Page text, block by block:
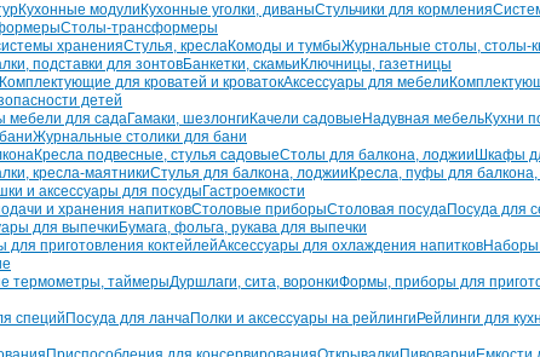
Кухонные модули Кухонные уголки, диваныСтульчики для кормления
Столы-трансформеры
храненияСтулья, креслаКомоды и тумбыЖурнальные столы, столы-
подставки для зонтовБанкетки, скамьи Ключницы, газетницы
Комплектующие для кроватей и кроватокАксессуары для мебели
детей
мебели для садаГамаки, шезлонги Качели садовые Надувная мебельКухни
Журнальные столики для бани
Кресла подвесные, стулья садовыеСтолы для балкона, лоджии Шкафы
кресла-маятникиСтулья для балкона, лоджии Кресла, пуфы для
и аксессуары для посуды Гастроемкости
и хранения напитковСтоловые приборыСтоловая посудаПосуда для
для выпечки Бумага, фольга, рукава для выпечки
для приготовления коктейлейАксессуары для охлаждения напитков
термометры, таймерыДуршлаги, сита, воронкиФормы, приборы для
специй Посуда для ланчаПолки и аксессуары на рейлинги Рейлинги для